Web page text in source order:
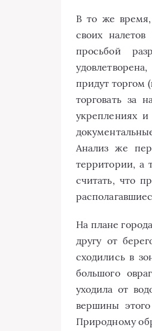
В то же время,
своих
просьбой
придут торгом
торговать за
укреплениях
Анализ же
территории, а
считать, что
На плане
другу от
сходились в
большого
уходила от
вершины
Природному